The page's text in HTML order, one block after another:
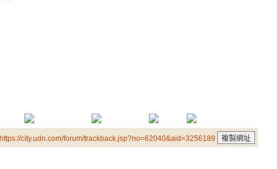
city.udn.com/forum/trackback.jsp?no=62040&aid=3256189